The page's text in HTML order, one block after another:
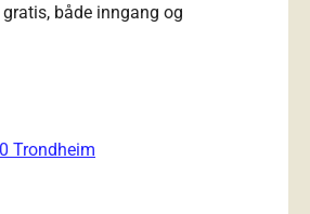
både inngang og
Trondheim